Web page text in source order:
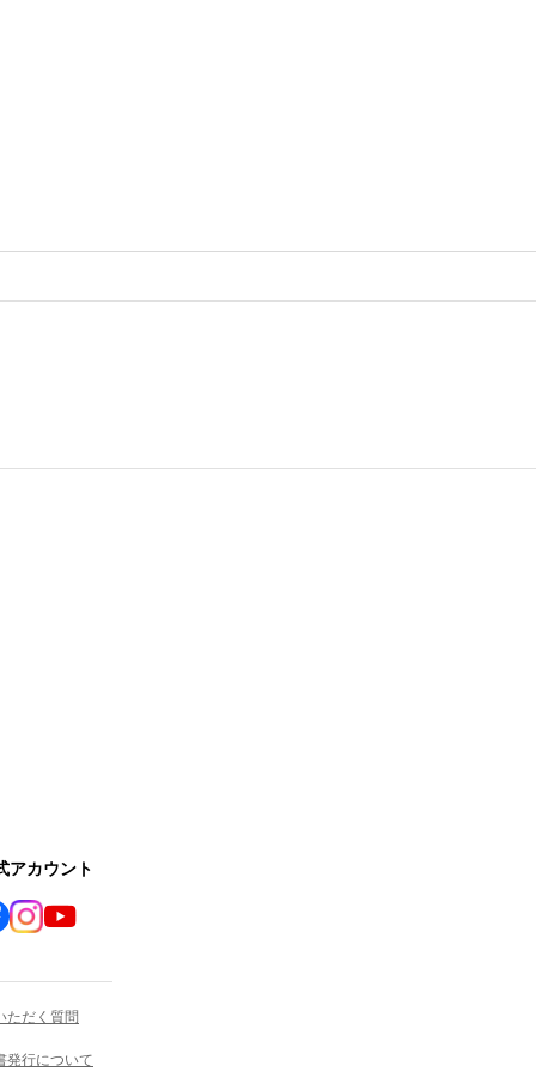
アカウント
ただく質問
発行について